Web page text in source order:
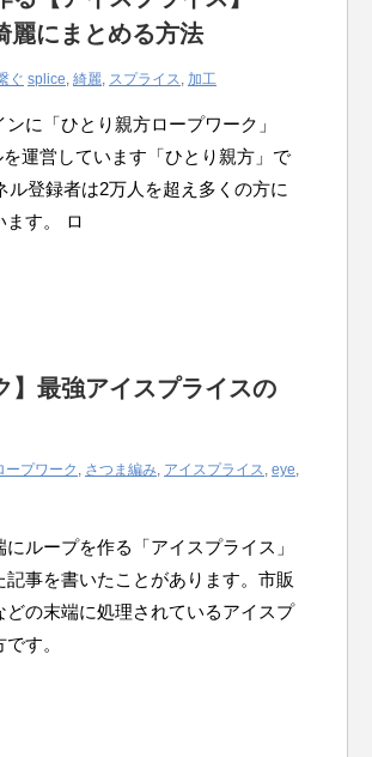
麗にまとめる方法
ぐ splice, 綺麗, スプライス, 加工
に「ひとり親方ロープワーク」
運営しています「ひとり親方」で
ル登録者は2万人を超え多くの方に
ます。 ロ
】最強アイスプライスの
ープワーク , さつま編み, アイスプライス, eye,
ループを作る「アイスプライス」
事を書いたことがあります。市販
どの末端に処理されているアイスプ
す。